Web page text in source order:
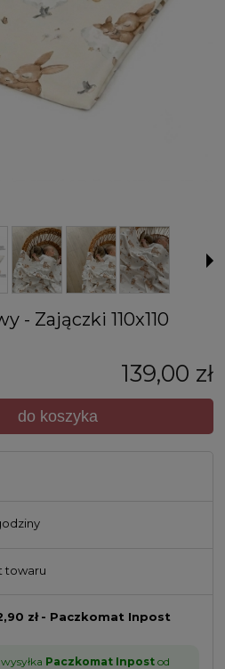
- Zajączki 110x110
139,00 zł
do koszyka
towaru
zł - Paczkomat Inpost
Paczkomat Inpostod